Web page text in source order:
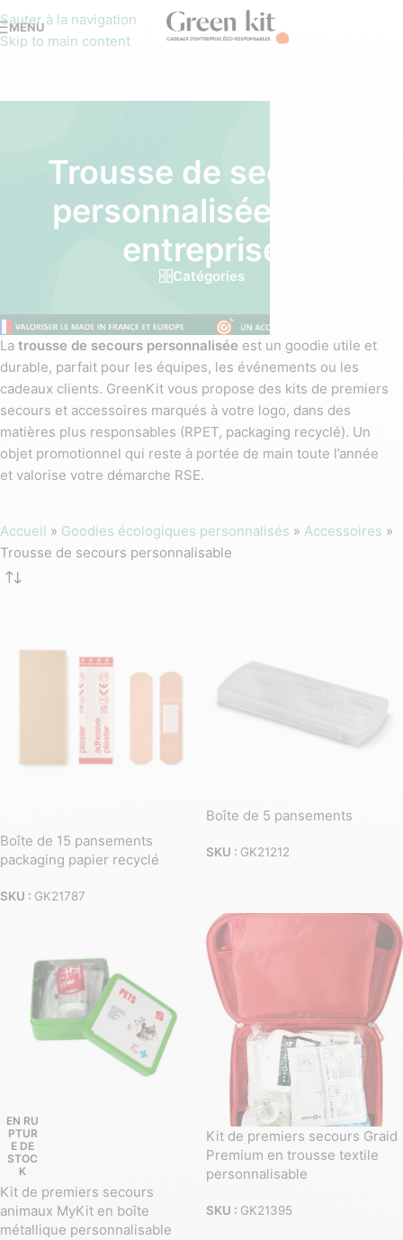
Sauter à la navigation
Skip to main content
MENU
Trousse de secours
personnalisée pour
entreprise
Catégories
La trousse de secours personnalisée est un goodie utile et
durable, parfait pour les équipes, les événements ou les
cadeaux clients. GreenKit vous propose des kits de premiers
secours et accessoires marqués à votre logo, dans des
matières plus responsables (RPET, packaging recyclé). Un
objet promotionnel qui reste à portée de main toute l’année
et valorise votre démarche RSE.
Accueil » Goodies écologiques personnalisés » Accessoires »
Trousse de secours personnalisable
Boîte de 15 pansements
packaging papier recyclé
SKU : GK21787
Boîte de 5 pansements
SKU : GK21212
EN RU
PTUR
E DE
STOC
K
Kit de premiers secours
animaux MyKit en boîte
métallique personnalisable
Kit de premiers secours Graid
Premium en trousse textile
personnalisable
SKU : GK21395